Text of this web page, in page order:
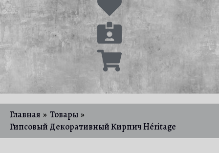
Главная
Товары
Гипсовый Декоративный Кирпич Héritage